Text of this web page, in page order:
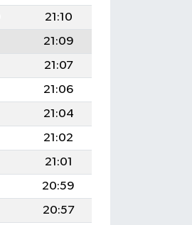
21:10
21:09
21:07
21:06
21:04
21:02
21:01
20:59
20:57